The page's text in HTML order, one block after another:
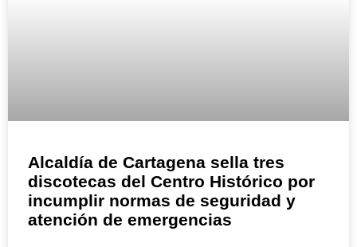
Alcaldía de Cartagena sella tres
discotecas del Centro Histórico por
incumplir normas de seguridad y
atención de emergencias